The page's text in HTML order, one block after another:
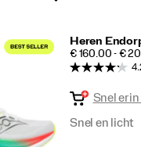
Heren
PRICE
€ 160.00 - €
Snel
Snel en licht